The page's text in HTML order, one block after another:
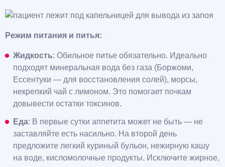
Режим питания и питья:
Жидкость: Обильное питье обязательно. Идеально
подходят минеральная вода без газа (Боржоми,
Ессентуки — для восстановления солей), морсы,
некрепкий чай с лимоном. Это помогает почкам
довывести остатки токсинов.
Еда: В первые сутки аппетита может не быть — не
заставляйте есть насильно. На второй день
предложите легкий куриный бульон, нежирную кашу
на воде, кисломолочные продукты. Исключите жирное,